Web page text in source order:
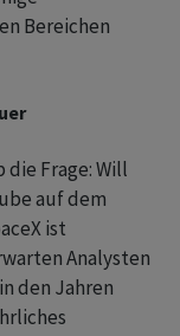
Bereichen
Frage: Will
auf dem
ist
Analysten
den Jahren